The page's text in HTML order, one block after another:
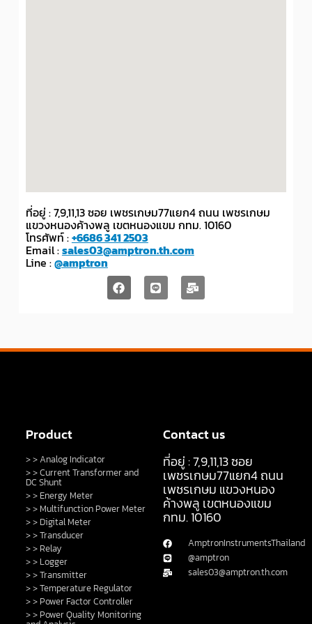
ที่อยู่ : 7,9,11,13 ซอย เพชรเกษม77แยก4 ถนน เพชรเกษม
แขวงหนองค้างพลู เขตหนองแขม กทม. 10160
โทรศัพท์ :+6686 341 2503
Email :sales03@amptron.th.com
Line :@amptron
Product
> > Analog Indicator
> > Current Transformer and
DC Shunt
> > Energy Meter
> > Multifunction Power Meter
> > Digital Meter
> > Transducer
> > Relay
> > Logger
> > Transmitter
> > Temperature Regulator
> > Power Factor Controller
> > Power Quality Monitoring
Contact us
ที่อยู่ : 7,9,11,13 ซอย
เพชรเกษม77แยก4 ถนน
เพชรเกษม แขวงหนอง
ค้างพลู เขตหนองแขม
กทม. 10160
AmptronInstrumentsThailand
@amptron
sales03@amptron.th.com